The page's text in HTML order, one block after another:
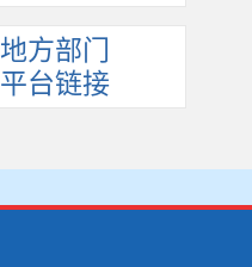
地方部门
平台链接